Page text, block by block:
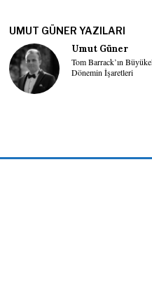
UMUT GÜNER YAZILARI
Umut Güner
Tom Barrack’ın
Dönemin İşaretleri